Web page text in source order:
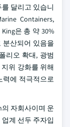
를 달리고 있습니
Containers,
은 총 약 30%
분산되어 있음을
리오 확대, 광범
위 강화를 위해
력에 적극적으로
의 자회사이며 운
계 선두 주자입